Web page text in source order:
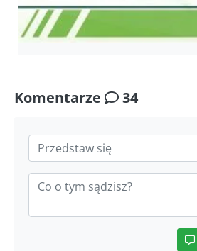
Komentarze 34